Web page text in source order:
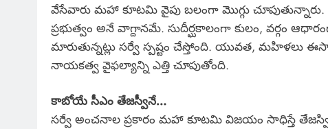
వేసేవారు మహా కూటమి వైపు బలంగా మొగ్గు
ప్రభుత్వం అనే వాగ్దానమే. సుదీర్ఘకాలంగా కులం, వర్గం
మారుతున్నట్లు సర్వే స్పష్టం చేస్తోంది. యువత,
నాయకత్వ వైఫల్యాన్ని ఎత్తి చూపుతోంది.
కాబోయే సీఎం తేజస్వీనే…
సర్వే అంచనాల ప్రకారం మహా కూటమి విజయం సాధిస్తే